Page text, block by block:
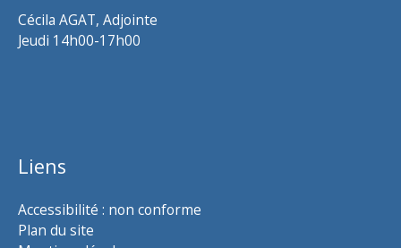
Cécila AGAT, Adjointe
Jeudi 14h00-17h00
Liens
Accessibilité : non conforme
Plan du site